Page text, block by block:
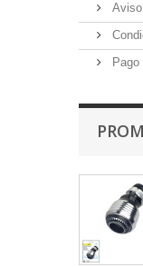
Aviso
Pago